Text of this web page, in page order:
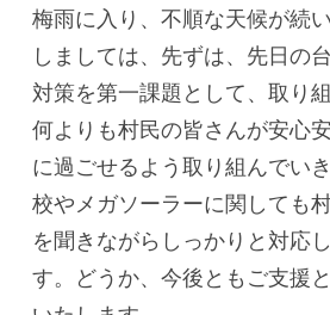
梅雨に入り、不順な天候が続
しましては、先ずは、先日の
対策を第一課題として、取り
何よりも村民の皆さんが安心
に過ごせるよう取り組んでい
校やメガソーラーに関しても
を聞きながらしっかりと対応
す。どうか、今後ともご支援